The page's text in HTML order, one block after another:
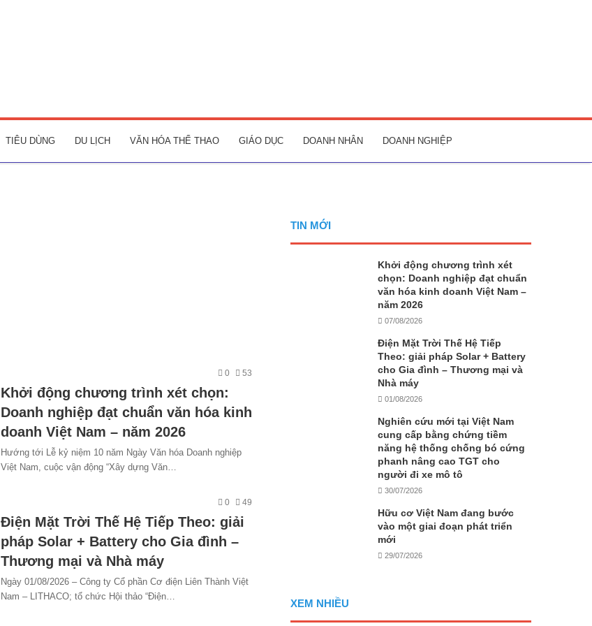
TIÊU DÙNG DU LỊCH VĂN HÓA THỂ THAO GIÁO DỤC DOANH NHÂN DOANH NGHIỆP
0 53
Khởi động chương trình xét chọn:
Doanh nghiệp đạt chuẩn văn hóa kinh
doanh Việt Nam – năm 2026
Hướng tới Lễ kỷ niệm 10 năm Ngày Văn hóa Doanh nghiệp
Việt Nam, cuộc vận động “Xây dựng Văn…
0 49
Điện Mặt Trời Thế Hệ Tiếp Theo: giải
pháp Solar + Battery cho Gia đình –
Thương mại và Nhà máy
Ngày 01/08/2026 – Công ty Cổ phần Cơ điện Liên Thành Việt
Nam – LITHACO; tổ chức Hội thảo “Điện…
TIN MỚI
Khởi động chương trình xét
chọn: Doanh nghiệp đạt chuẩn
văn hóa kinh doanh Việt Nam –
năm 2026
07/08/2026
Điện Mặt Trời Thế Hệ Tiếp
Theo: giải pháp Solar + Battery
cho Gia đình – Thương mại và
Nhà máy
01/08/2026
Nghiên cứu mới tại Việt Nam
cung cấp bằng chứng tiềm
năng hệ thống chống bó cứng
phanh nâng cao TGT cho
người đi xe mô tô
30/07/2026
Hữu cơ Việt Nam đang bước
vào một giai đoạn phát triển
mới
29/07/2026
XEM NHIỀU